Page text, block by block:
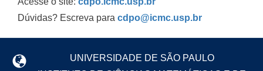
Dúvidas? Escreva para cdpo@icmc.usp.br
UNIVERSIDADE DE SÃO PAULO